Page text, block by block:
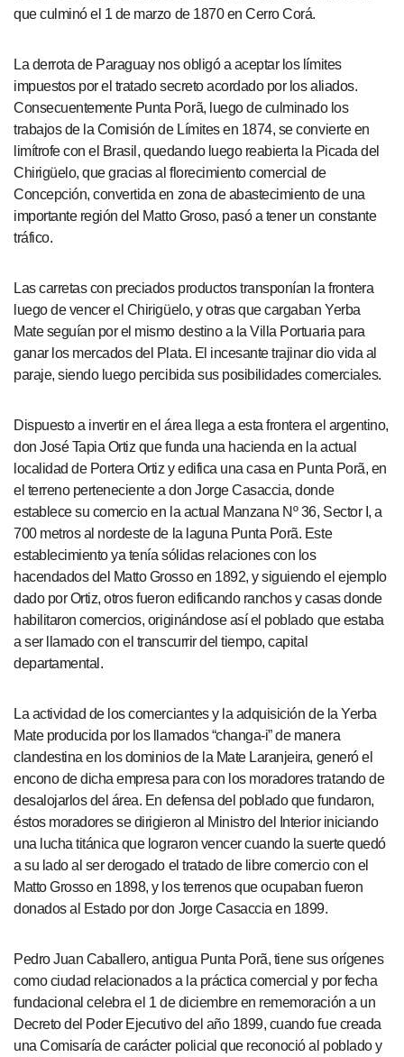
que culminó el 1 de marzo de 1870 en Cerro Corá.
La derrota de Paraguay nos obligó a aceptar los límites
impuestos por el tratado secreto acordado por los aliados.
Consecuentemente Punta Porã, luego de culminado los
trabajos de la Comisión de Límites en 1874, se convierte en
limítrofe con el Brasil, quedando luego reabierta la Picada del
Chirigüelo, que gracias al florecimiento comercial de
Concepción, convertida en zona de abastecimiento de una
importante región del Matto Groso, pasó a tener un constante
tráfico.
Las carretas con preciados productos transponían la frontera
luego de vencer el Chirigüelo, y otras que cargaban Yerba
Mate seguían por el mismo destino a la Villa Portuaria para
ganar los mercados del Plata. El incesante trajinar dio vida al
paraje, siendo luego percibida sus posibilidades comerciales.
Dispuesto a invertir en el área llega a esta frontera el argentino,
don José Tapia Ortiz que funda una hacienda en la actual
localidad de Portera Ortiz y edifica una casa en Punta Porã, en
el terreno perteneciente a don Jorge Casaccia, donde
establece su comercio en la actual Manzana Nº 36, Sector I, a
700 metros al nordeste de la laguna Punta Porã. Este
establecimiento ya tenía sólidas relaciones con los
hacendados del Matto Grosso en 1892, y siguiendo el ejemplo
dado por Ortiz, otros fueron edificando ranchos y casas donde
habilitaron comercios, originándose así el poblado que estaba
a ser llamado con el transcurrir del tiempo, capital
departamental.
La actividad de los comerciantes y la adquisición de la Yerba
Mate producida por los llamados “changa-i” de manera
clandestina en los dominios de la Mate Laranjeira, generó el
encono de dicha empresa para con los moradores tratando de
desalojarlos del área. En defensa del poblado que fundaron,
éstos moradores se dirigieron al Ministro del Interior iniciando
una lucha titánica que lograron vencer cuando la suerte quedó
a su lado al ser derogado el tratado de libre comercio con el
Matto Grosso en 1898, y los terrenos que ocupaban fueron
donados al Estado por don Jorge Casaccia en 1899.
Pedro Juan Caballero, antigua Punta Porã, tiene sus orígenes
como ciudad relacionados a la práctica comercial y por fecha
fundacional celebra el 1 de diciembre en rememoración a un
Decreto del Poder Ejecutivo del año 1899, cuando fue creada
una Comisaría de carácter policial que reconoció al poblado y